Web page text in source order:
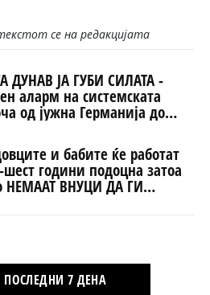
се на редакцијата
ДУНАВ ЈА ГУБИ СИЛАТА -
аларм на системската
од јужна Германија до
Море...
и бабите ќе работат
шест години подоцна затоа
НЕМААТ ВНУЦИ ДА ГИ
ПОСЛЕДНИ 7 ДЕНА